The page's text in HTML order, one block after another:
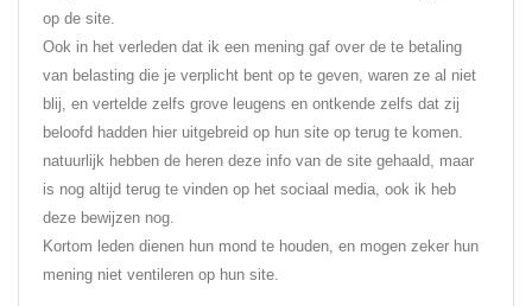
op de site.
Ook in het verleden dat ik een mening gaf over de te betaling
van belasting die je verplicht bent op te geven, waren ze al niet
blij, en vertelde zelfs grove leugens en ontkende zelfs dat zij
beloofd hadden hier uitgebreid op hun site op terug te komen.
natuurlijk hebben de heren deze info van de site gehaald, maar
is nog altijd terug te vinden op het sociaal media, ook ik heb
deze bewijzen nog.
Kortom leden dienen hun mond te houden, en mogen zeker hun
mening niet ventileren op hun site.